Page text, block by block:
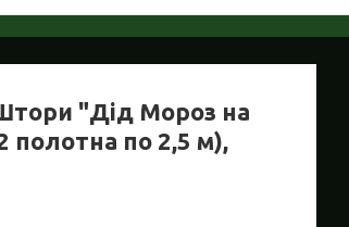
"Дід Мороз на
полотна по 2,5 м),